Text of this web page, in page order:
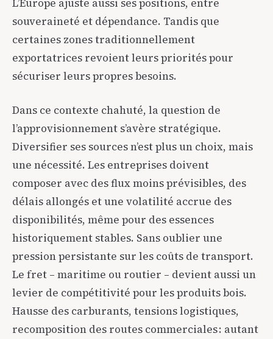
L’Europe ajuste aussi ses positions, entre
souveraineté et dépendance. Tandis que
certaines zones traditionnellement
exportatrices revoient leurs priorités pour
sécuriser leurs propres besoins.
Dans ce contexte chahuté, la question de
l’approvisionnement s’avère stratégique.
Diversifier ses sources n’est plus un choix, mais
une nécessité. Les entreprises doivent
composer avec des flux moins prévisibles, des
délais allongés et une volatilité accrue des
disponibilités, même pour des essences
historiquement stables. Sans oublier une
pression persistante sur les coûts de transport.
Le fret – maritime ou routier – devient aussi un
levier de compétitivité pour les produits bois.
Hausse des carburants, tensions logistiques,
recomposition des routes commerciales : autant